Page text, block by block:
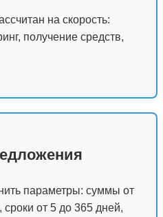
на скорость:
получение средств,
параметры: суммы от
от 5 до 365 дней,